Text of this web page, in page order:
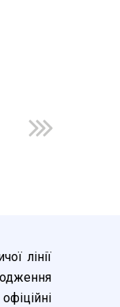
лінії